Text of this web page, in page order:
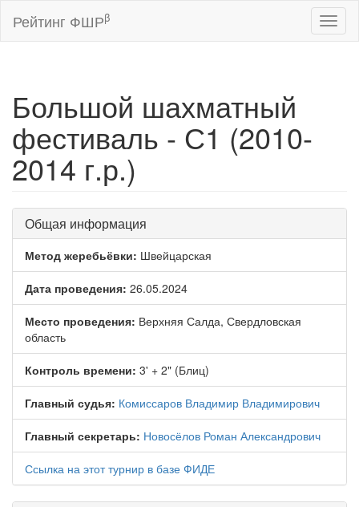
Рейтинг ФШРβ
Большой шахматный
фестиваль - С1 (2010-
2014 г.р.)
Общая информация
Метод жеребьёвки: Швейцарская
Дата проведения: 26.05.2024
Место проведения: Верхняя Салда, Свердловская
область
Контроль времени: 3' + 2" (Блиц)
Главный судья: Комиссаров Владимир Владимирович
Главный секретарь: Новосёлов Роман Александрович
Ссылка на этот турнир в базе ФИДЕ